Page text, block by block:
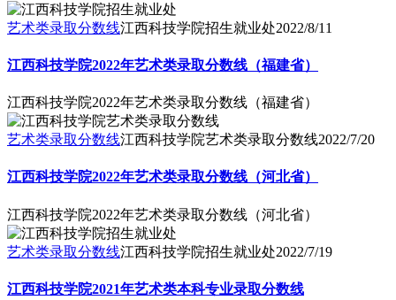
艺术类录取分数线江西科技学院招生就业处2022/8/11
江西科技学院2022年艺术类录取分数线（福建省）
江西科技学院2022年艺术类录取分数线（福建省）
艺术类录取分数线江西科技学院艺术类录取分数线2022/7/20
江西科技学院2022年艺术类录取分数线（河北省）
江西科技学院2022年艺术类录取分数线（河北省）
艺术类录取分数线江西科技学院招生就业处2022/7/19
江西科技学院2021年艺术类本科专业录取分数线